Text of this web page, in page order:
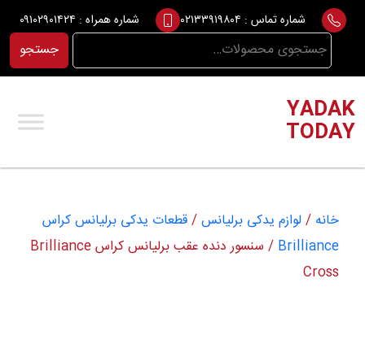
Skip
content
شماره تماس : ۰۲۱۳۳۹۱۹۸۰۴ شماره همراه : ۰۹۱۰۲۹۰۱۴۲۴
جستجو
برای:
جستجو
YADAK
TODAY
خانه / لوازم یدکی برلیانس/قطعات یدکی برلیانس کراس
Brilliance
/ سنسور دنده عقب برلیانس کراس Brilliance
Cross